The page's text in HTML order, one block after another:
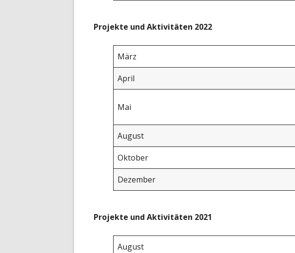
Projekte und Aktivitäten 2022
März
April
Mai
August
Oktober
Dezember
Projekte und Aktivitäten 2021
August